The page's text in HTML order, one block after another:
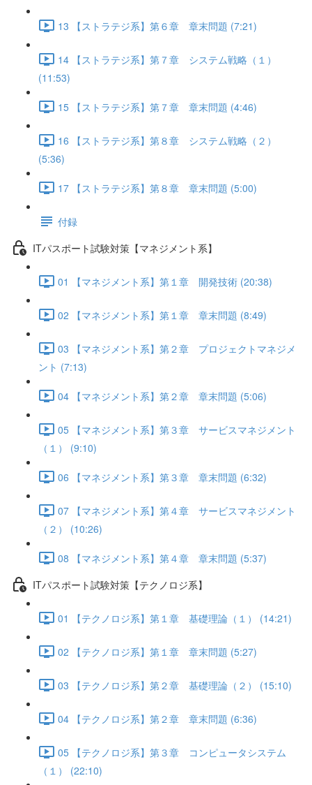
13 【ストラテジ系】第６章 章末問題 (7:21)
14 【ストラテジ系】第７章 システム戦略（１）
(11:53)
15 【ストラテジ系】第７章 章末問題 (4:46)
16 【ストラテジ系】第８章 システム戦略（２）
(5:36)
17 【ストラテジ系】第８章 章末問題 (5:00)
付録
ITパスポート試験対策【マネジメント系】
01 【マネジメント系】第１章 開発技術 (20:38)
02 【マネジメント系】第１章 章末問題 (8:49)
03 【マネジメント系】第２章 プロジェクトマネジメ
ント (7:13)
04 【マネジメント系】第２章 章末問題 (5:06)
05 【マネジメント系】第３章 サービスマネジメント
（１） (9:10)
06 【マネジメント系】第３章 章末問題 (6:32)
07 【マネジメント系】第４章 サービスマネジメント
（２） (10:26)
08 【マネジメント系】第４章 章末問題 (5:37)
ITパスポート試験対策【テクノロジ系】
01 【テクノロジ系】第１章 基礎理論（１） (14:21)
02 【テクノロジ系】第１章 章末問題 (5:27)
03 【テクノロジ系】第２章 基礎理論（２） (15:10)
04 【テクノロジ系】第２章 章末問題 (6:36)
05 【テクノロジ系】第３章 コンピュータシステム
（１） (22:10)